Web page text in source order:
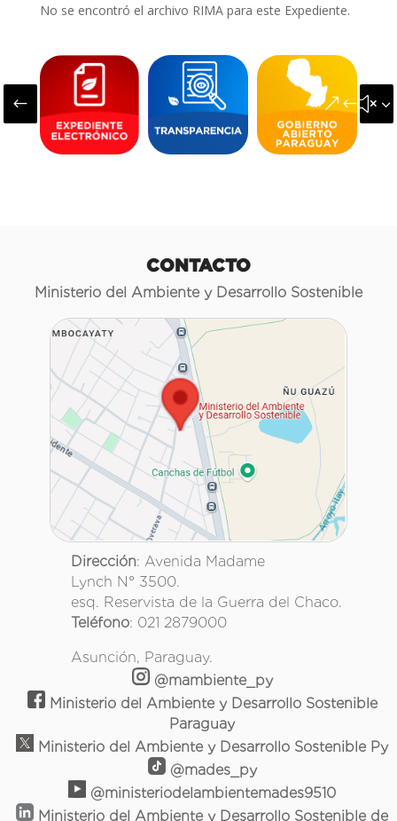
No se encontró el archivo RIMA para este Expediente.
#
CONTACTO
Ministerio del Ambiente y Desarrollo Sostenible
Dirección: Avenida Madame
Lynch N° 3500.
esq. Reservista de la Guerra del Chaco.
Teléfono: 021 2879000
Asunción, Paraguay.
@mambiente_py
Ministerio del Ambiente y Desarrollo Sostenible
Paraguay
Ministerio del Ambiente y Desarrollo Sostenible Py
@mades_py
@ministeriodelambientemades9510
Ministerio del Ambiente y Desarrollo Sostenible de